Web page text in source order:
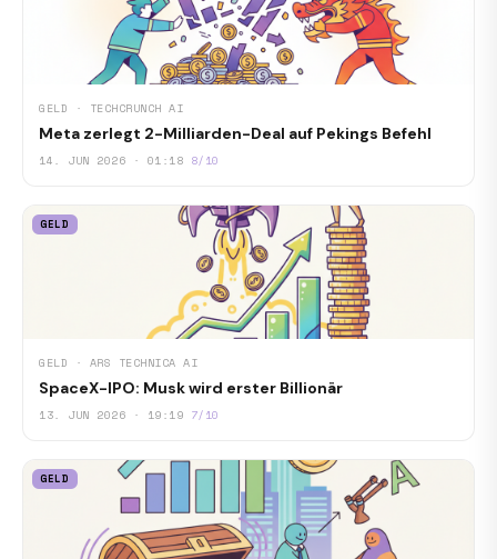
GELD · TECHCRUNCH AI
Meta zerlegt 2-Milliarden-Deal auf Pekings Befehl
14. JUN 2026 · 01:18 8/10
GELD
GELD · ARS TECHNICA AI
SpaceX-IPO: Musk wird erster Billionär
13. JUN 2026 · 19:19 7/10
GELD